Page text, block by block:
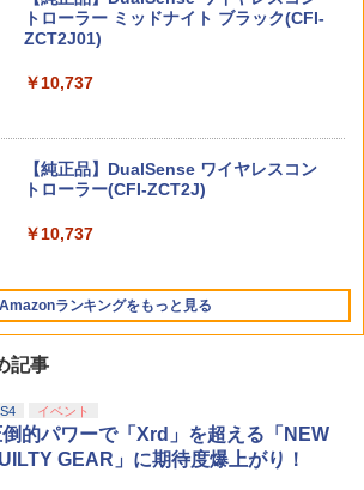
ンセツ ブレス オブ ザ ワイルド]
POT-P-ABNMA
￥6,782
典】コスチューム「ララ・クロフト・サ
バイバー(仮)」（ゲーム内コンテンツ）)
￥7,012
[Switch 2] ぽこ あ ポケモン エキスパン
ポイントまでご利用可
ロゲーム互換機 )（ コントローラーアダ
B GBC GBA MD GEN PCE TG-16 PCE
SG
￥25,300
￥749
編 第一章 猗窩座再来(通常版)【Blu-ra
y】/アニメーション[Blu-ray]【返品種別
ンラインコード版
ンラインコード版
トローラー ミッドナイト ブラック(CFI-
ZCT2J01)
￥10,737
【純正品】DualSense ワイヤレスコン
トローラー(CFI-ZCT2J)
￥10,737
Amazonランキングをもっと見る
【純正品】Xbox ワイヤレス コントロー
ラー + USB-C® ケーブル
劇場版「鬼滅の刃」無限城編 第一章 猗
窩座再来 通常版 [Blu-ray]
記事
イベント
倒的パワーで「Xrd」を超える「NEW
GEAR」に期待度爆上がり！